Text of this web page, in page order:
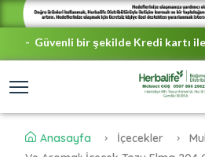
- Güvenli bir şekilde Kredi kartı
Anasayfa İçecekler